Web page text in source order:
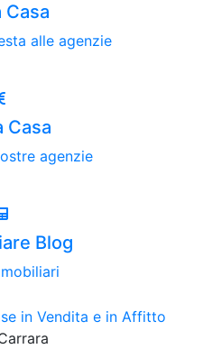
Casa
alle agenzie
Casa
agenzie
Blog